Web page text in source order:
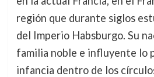
región que durante siglos
del Imperio Habsburgo. Su
familia noble e influyente lo
infancia dentro de los